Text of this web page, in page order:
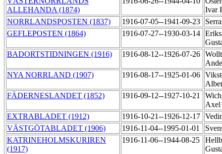
ALLEHANDA (1874)
Ivar
NORRLANDSPOSTEN (1837)
1916-07-05--1941-09-23
GEFLEPOSTEN (1864)
1916-07-27--1930-03-14
BADORTSTIDNINGEN (1916)
1916-08-12--1926-07-26
NYA NORRLAND (1907)
1916-08-17--1925-01-06
FÄDERNESLANDET (1852)
1916-09-12--1927-10-21
Axel
EXTRABLADET (1912)
1916-10-21--1926-12-17
VÄSTGÖTABLADET (1906)
1916-11-04--1995-01-01
KATRINEHOLMSKURIREN
(1917)
1916-11-06--1944-08-25